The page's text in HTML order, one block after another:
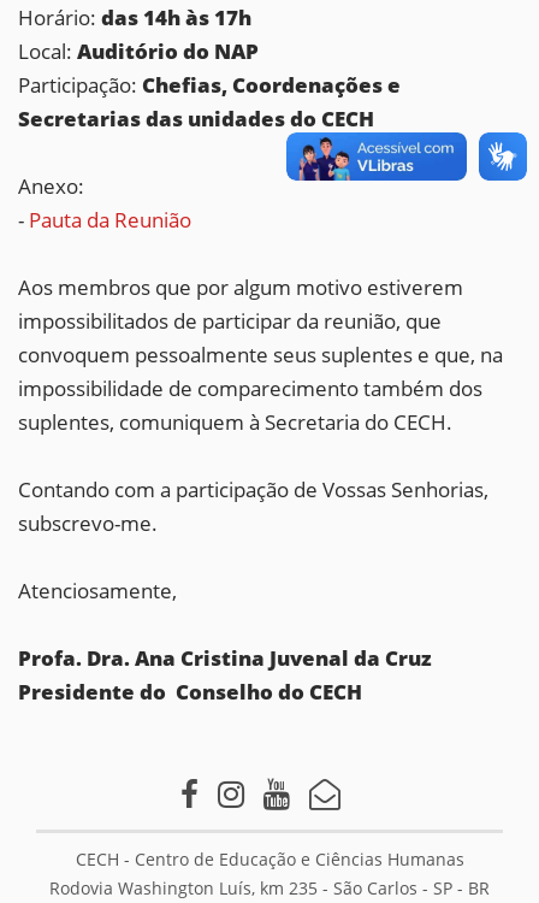
Horário: das 14h às 17h
Local: Auditório do NAP
Participação: Chefias, Coordenações e
Secretarias das unidades do CECH
Anexo:
- Pauta da Reunião
Aos membros que por algum motivo estiverem
impossibilitados de participar da reunião, que
convoquem pessoalmente seus suplentes e que, na
impossibilidade de comparecimento também dos
suplentes, comuniquem à Secretaria do CECH.
Contando com a participação de Vossas Senhorias,
subscrevo-me.
Atenciosamente,
Profa. Dra. Ana Cristina Juvenal da Cruz
Presidente do Conselho do CECH
CECH - Centro de Educação e Ciências Humanas
Rodovia Washington Luís, km 235 - São Carlos - SP - BR